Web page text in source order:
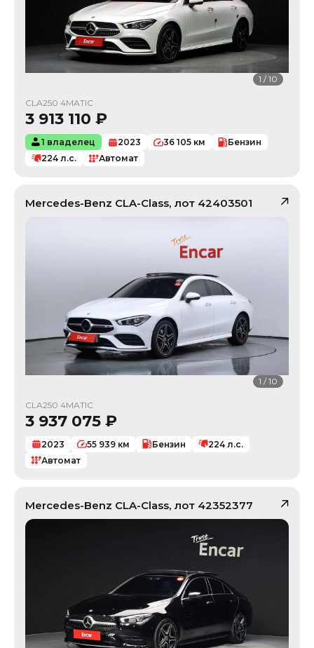
1 /10
CLA250 4MATIC
3 913 110 ₽
1 владелец 2023 36 105 км
Бензин
224 л.с. Автомат
Mercedes-Benz CLA-Class, лот 42403501
1 /10
CLA250 4MATIC
3 937 075 ₽
2023 55 939 км Бензин 224 л.с.
Автомат
Mercedes-Benz CLA-Class, лот 42352377